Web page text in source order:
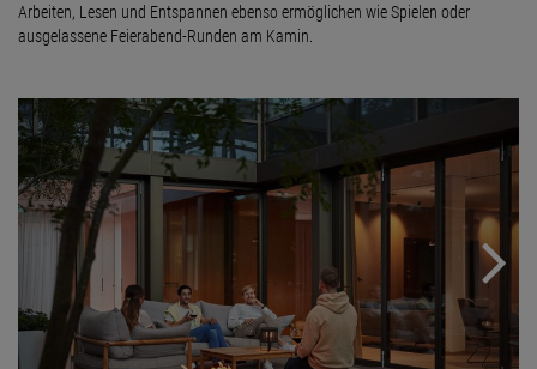
Arbeiten, Lesen und Entspannen ebenso ermöglichen wie Spielen oder
ausgelassene Feierabend-Runden am Kamin.
Next